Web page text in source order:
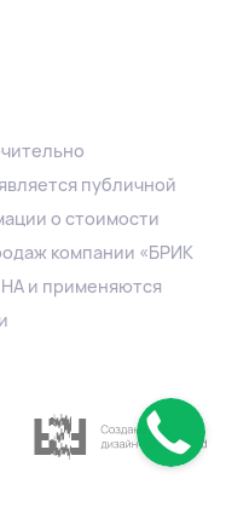
публичной
о стоимости
компании «БРИК
и применяются
и